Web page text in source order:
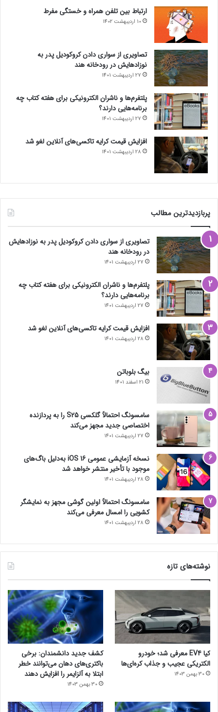
ارتباط بین تلفن همراه و خستگی مفرط
10 اردیبهشت 1402
تصاویری از سواری دادن کروکودیل پدر به
نوزادهایش در رودخانه هند
27 اردیبهشت 1401
پلتفرم‌ها و ناشران الکترونیکی برای هفته کتاب چه
برنامه‌هایی دارند؟
27 اردیبهشت 1401
افزایش قیمت کرایه تاکسی‌های آنلاین لغو شد
28 اردیبهشت 1401
پربازدیدترین مطالب
تصاویری از سواری دادن کروکودیل پدر به نوزادهایش
در رودخانه هند
27 اردیبهشت 1401
پلتفرم‌ها و ناشران الکترونیکی برای هفته کتاب چه
برنامه‌هایی دارند؟
27 اردیبهشت 1401
افزایش قیمت کرایه تاکسی‌های آنلاین لغو شد
28 اردیبهشت 1401
بیگ بلوباتن
21 اسفند 1401
سامسونگ احتمالاً گلکسی S25 را به پردازنده
اختصاصی جدید مجهز می‌کند
27 اردیبهشت 1401
نسخه آزمایشی عمومی iOS 16 به‌دلیل باگ‌های
موجود با تأخیر منتشر خواهد شد
28 اردیبهشت 1401
سامسونگ احتمالاً اولین گوشی مجهز به نمایشگر
کشویی را امسال معرفی می‌کند
28 اردیبهشت 1401
نوشته‌های تازه
کیا EV4 معرفی شد؛ خودرو
الکتریکی عجیب و جذاب کره‌ای‌ها
30 بهمن 1403
کشف جدید دانشمندان: برخی
باکتری‌های دهان می‌توانند خطر
ابتلا به آلزایمر را افزایش دهند
30 بهمن 1403